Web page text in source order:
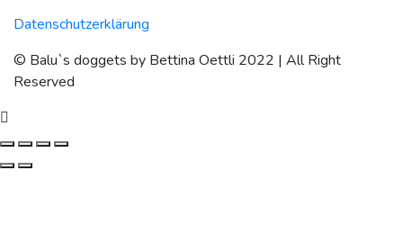
Datenschutzerklärung
© Balu`s doggets by Bettina Oettli 2022 | All Right
Reserved